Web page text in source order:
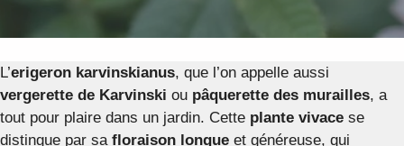
L’erigeron karvinskianus, que l’on appelle aussi
vergerette de Karvinski ou pâquerette des murailles, a
tout pour plaire dans un jardin. Cette plante vivace se
distingue par sa floraison longue et généreuse, qui